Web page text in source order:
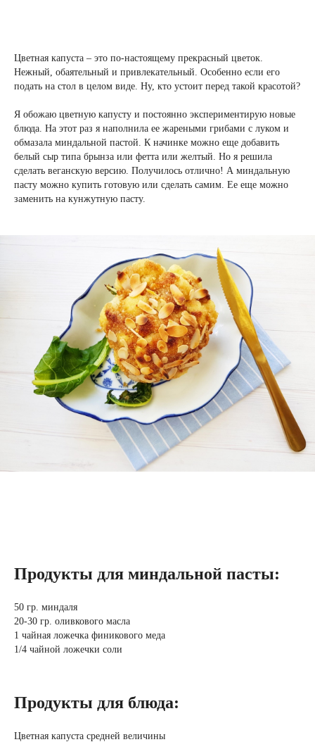
Цветная капуста – это по-настоящему прекрасный цветок.
Нежный, обаятельный и привлекательный. Особенно если его
подать на стол в целом виде. Ну, кто устоит перед такой красотой?
Я обожаю цветную капусту и постоянно экспериментирую новые
блюда. На этот раз я наполнила ее жареными грибами с луком и
обмазала миндальной пастой. К начинке можно еще добавить
белый сыр типа брынза или фетта или желтый. Но я решила
сделать веганскую версию. Получилось отлично! А миндальную
пасту можно купить готовую или сделать самим. Ее еще можно
заменить на кунжутную пасту.
Продукты для миндальной пасты:
50 гр. миндаля
20-30 гр. оливкового масла
1 чайная ложечка финикового меда
1/4 чайной ложечки соли
Продукты для блюда:
Цветная капуста средней величины